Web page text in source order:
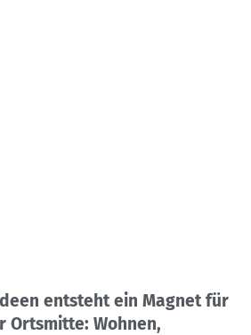
entsteht ein Magnet für
Ortsmitte: Wohnen,